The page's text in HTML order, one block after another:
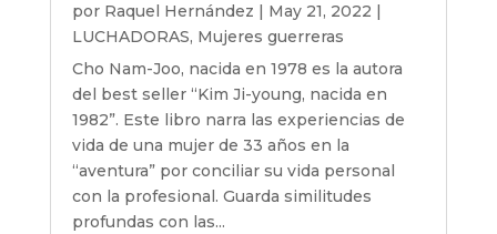
por Raquel Hernández May 21, 2022
LUCHADORAS, Mujeres guerreras
Cho Nam-Joo, nacida en 1978 es la autora
del best seller “Kim Ji-young, nacida en
1982”. Este libro narra las experiencias de
vida de una mujer de 33 años en la
“aventura” por conciliar su vida personal
con la profesional. Guarda similitudes
profundas con las...